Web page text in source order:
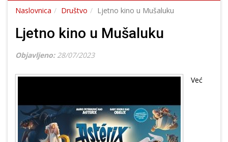
Naslovnica
Društvo Ljetno kino u Mušaluku
Ljetno kino u Mušaluku
Objavljeno: 28/07/2023
Već